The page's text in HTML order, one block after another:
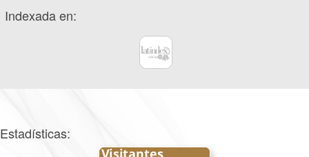
Indexada en:
Estadísticas: